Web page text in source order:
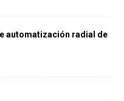
automatización radial de